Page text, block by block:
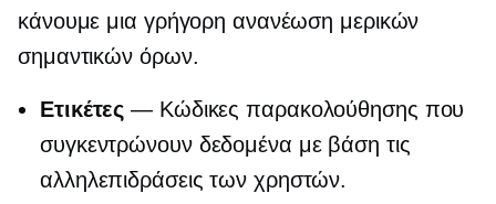
κάνουμε μια γρήγορη ανανέωση μερικών
σημαντικών όρων.
Ετικέτες — Κώδικες παρακολούθησης που
συγκεντρώνουν δεδομένα με βάση τις
αλληλεπιδράσεις των χρηστών.